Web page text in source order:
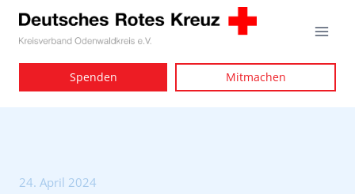
Zum
Inhalt
Spenden Mitmachen
24. April 2024